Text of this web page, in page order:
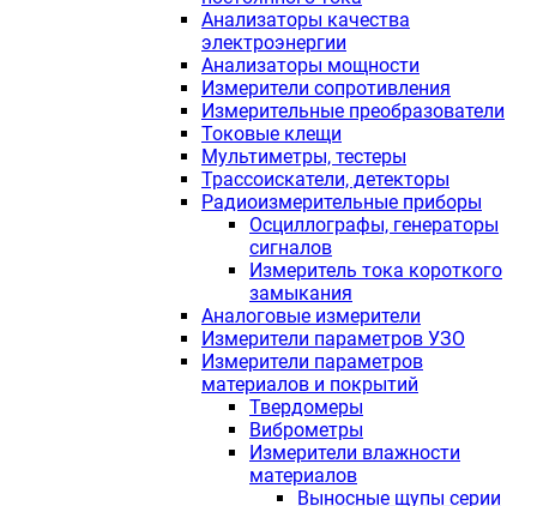
Анализаторы качества
электроэнергии
Анализаторы мощности
Измерители сопротивления
Измерительные преобразователи
Токовые клещи
Мультиметры, тестеры
Трассоискатели, детекторы
Радиоизмерительные приборы
Осциллографы, генераторы
сигналов
Измеритель тока короткого
замыкания
Аналоговые измерители
Измерители параметров УЗО
Измерители параметров
материалов и покрытий
Твердомеры
Виброметры
Измерители влажности
материалов
Выносные щупы серии